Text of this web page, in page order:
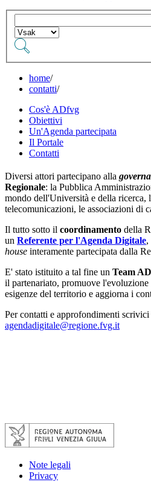
home/
contatti/
Cos'è ADfvg
Obiettivi
Un'Agenda partecipata
Il Portale
Contatti
Diversi attori partecipano alla
Regionale: la Pubblica
mondo dell'Università e della ricerca,
telecomunicazioni, le associazioni di
Il tutto sotto il coordinamento della
un Referente per l'Agenda Digitale,
house interamente partecipata dalla
E' stato istituito a tal fine un Team
il partenariato, promuove
esigenze del territorio e aggiorna i
Per contatti e approfondimenti scrivici
agendadigitale@regione.fvg.it
Note legali
Privacy